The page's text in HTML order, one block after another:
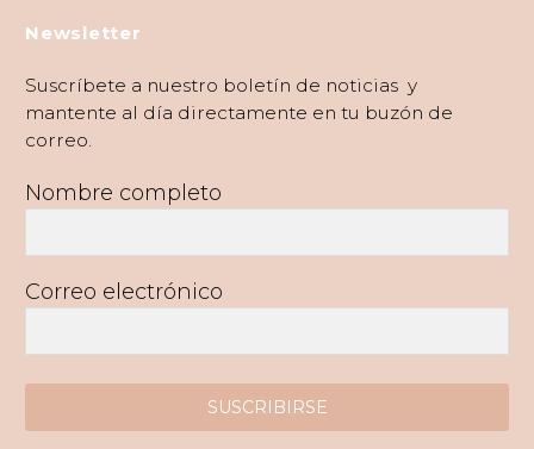
Newsletter
Suscríbete a nuestro boletín de noticias y
mantente al día directamente en tu buzón de
correo.
Nombre completo
Correo electrónico
SUSCRIBIRSE